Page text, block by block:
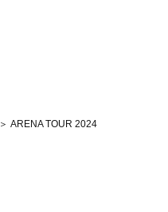
＞ ARENA TOUR 2024